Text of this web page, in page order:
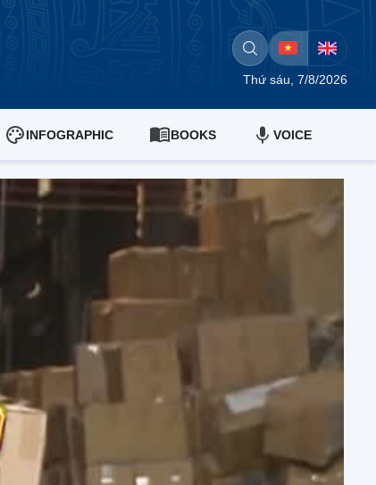
Thứ sáu, 7/8/2026
INFOGRAPHIC BOOKS VOICE